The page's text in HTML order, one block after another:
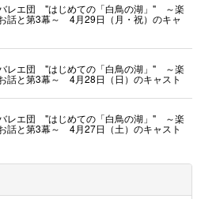
レエ団 "はじめての「白鳥の湖」" ～楽
話と第3幕～ 4月29日（月・祝）のキャ
レエ団 "はじめての「白鳥の湖」" ～楽
話と第3幕～ 4月28日（日）のキャスト
レエ団 "はじめての「白鳥の湖」" ～楽
話と第3幕～ 4月27日（土）のキャスト